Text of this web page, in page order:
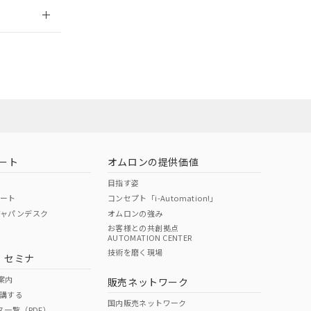
O O
ページへ
ください
ト
ト
パンデスク
セミナ
内
する
オムロンの提供価値
目指す姿
コンセプト「i-Automation!」
オムロンの強み
お客様との共創拠点
AUTOMATION CENTER
技術を磨く現場
販売ネットワーク
国内販売ネットワーク